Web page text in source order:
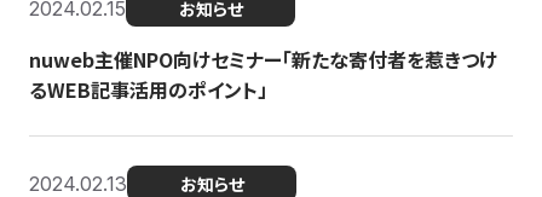
2024.02.15 お知らせ
nuweb主催NPO向けセミナー「新たな寄付者を惹きつけ
るWEB記事活用のポイント」
2024.02.13 お知らせ